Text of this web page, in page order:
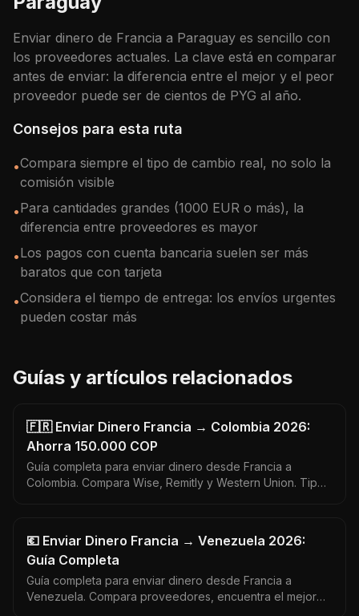
Enviar dinero de Francia a Paraguay es sencillo con
los proveedores actuales. La clave está en comparar
antes de enviar: la diferencia entre el mejor y el peor
proveedor puede ser de cientos de PYG al año.
Consejos para esta ruta
•Compara siempre el tipo de cambio real, no solo la
comisión visible
•Para cantidades grandes (1000 EUR o más), la
diferencia entre proveedores es mayor
•Los pagos con cuenta bancaria suelen ser más
baratos que con tarjeta
•Considera el tiempo de entrega: los envíos urgentes
pueden costar más
Guías y artículos relacionados
🇫🇷 Enviar Dinero Francia → Colombia 2026:
Ahorra 150.000 COP
Guía completa para enviar dinero desde Francia a
Colombia. Compara Wise, Remitly y Western Union. Tipo
💶 Enviar Dinero Francia → Venezuela 2026:
Guía Completa
Guía completa para enviar dinero desde Francia a
Venezuela. Compara proveedores, encuentra el mejor